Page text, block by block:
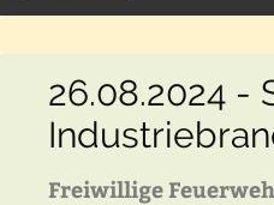
26.08.2024 -
Freiwillige